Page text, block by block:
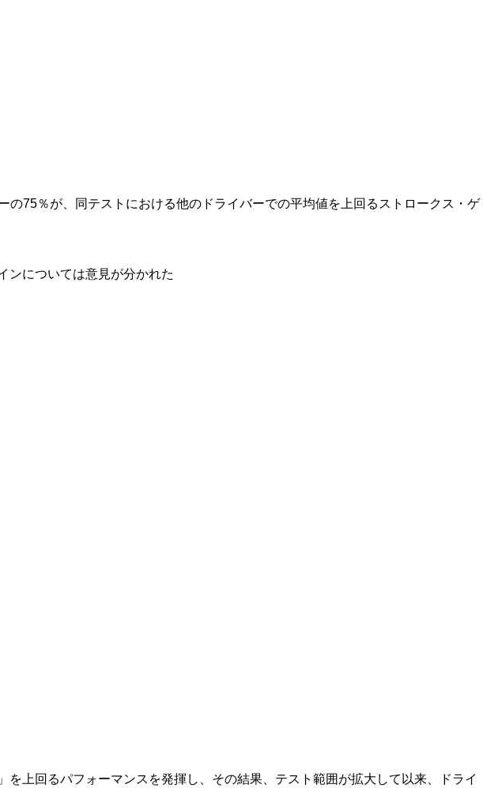
75％が、同テストにおける他のドライバーでの平均値を上回るストロークス・ゲ
ンについては意見が分かれた
上回るパフォーマンスを発揮し、その結果、テスト範囲が拡大して以来、ドライ